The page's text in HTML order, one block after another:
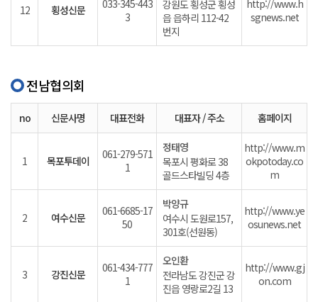
12 횡성신문
033-345-443
3
강원도 횡성군 횡성
읍 읍하리 112-42
번지
http://www.h
sgnews.net
전남협의회
no 신문사명 대표전화 대표자 / 주소 홈페이지
1 목포투데이
061-279-571
1
정태영
목포시 평화로 38
골드스타빌딩 4층
http://www.m
okpotoday.co
m
2 여수신문
061-6685-17
50
박양규
여수시 도원로157,
301호(선원동)
http://www.ye
osunews.net
3 강진신문
061-434-777
1
오인환
전라남도 강진군 강
진읍 영랑로2길 13
http://www.gj
on.com